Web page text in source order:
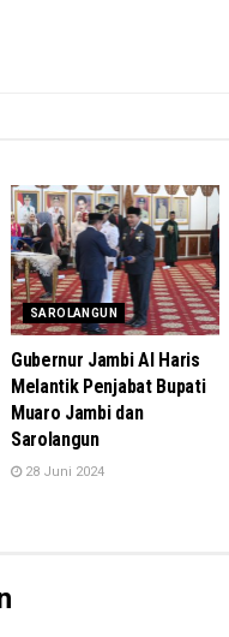
SAROLANGUN
Gubernur Jambi Al Haris
Melantik Penjabat Bupati
Muaro Jambi dan
Sarolangun
28 Juni 2024